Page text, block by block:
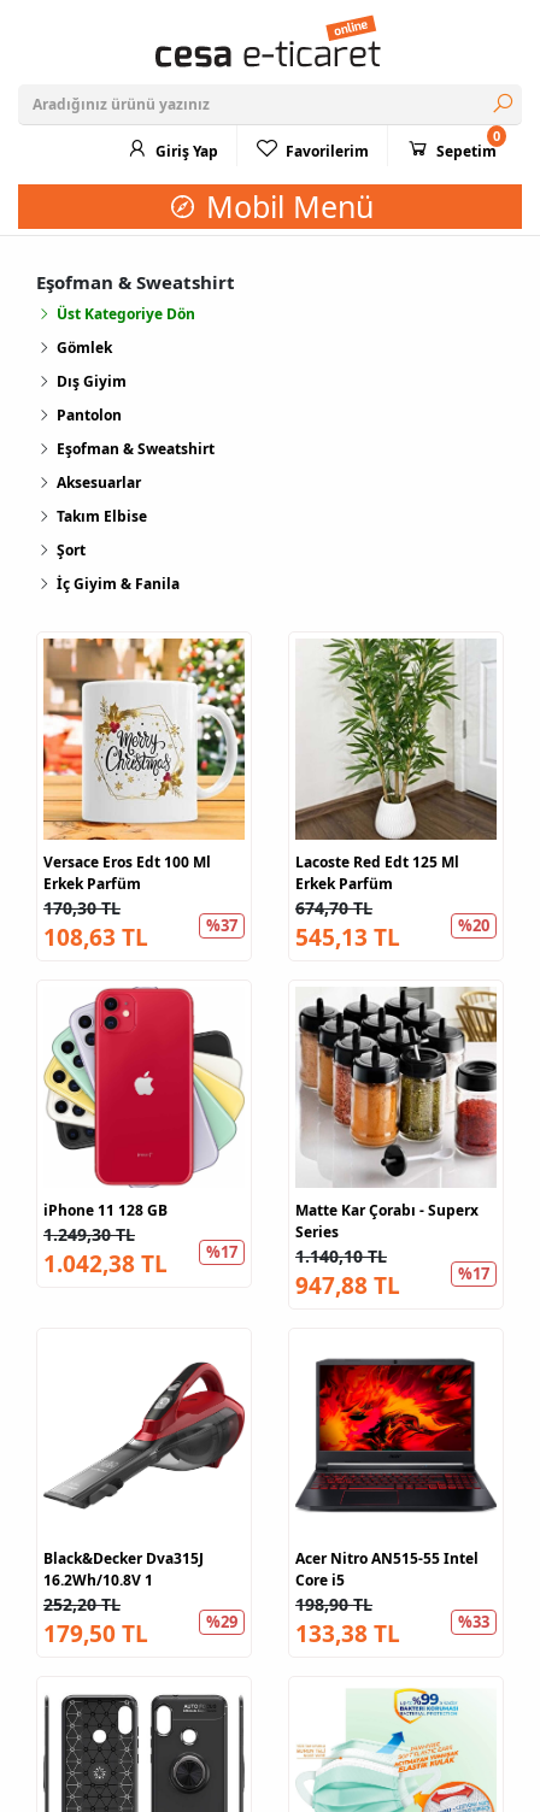
Giriş Yap Favorilerim
0
Sepetim
Mobil Menü
Eşofman & Sweatshirt
Üst Kategoriye Dön
Gömlek
Dış Giyim
Pantolon
Eşofman & Sweatshirt
Aksesuarlar
Takım Elbise
Şort
İç Giyim & Fanila
Versace Eros Edt 100 Ml
Erkek Parfüm
170,30 TL
%37
108,63 TL
Lacoste Red Edt 125 Ml
Erkek Parfüm
674,70 TL
%20
545,13 TL
iPhone 11 128 GB
1.249,30 TL
%17
1.042,38 TL
Matte Kar Çorabı - Superx
Series
1.140,10 TL
%17
947,88 TL
Black&Decker Dva315J
16.2Wh/10.8V 1
252,20 TL
%29
179,50 TL
Acer Nitro AN515-55 Intel
Core i5
198,90 TL
%33
133,38 TL